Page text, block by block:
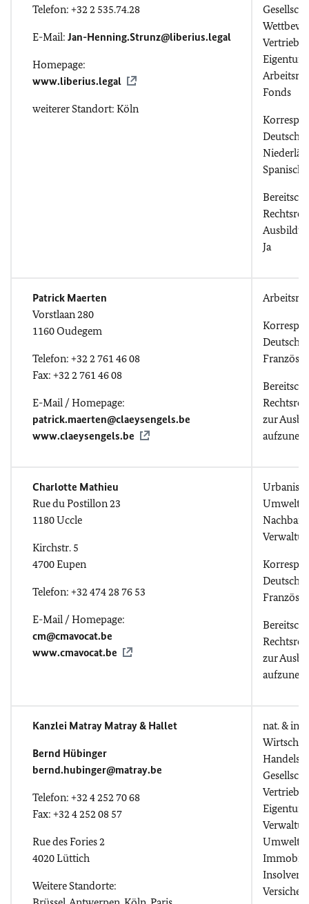
Telefon: +32 2 535.74.28
E-Mail: Jan-Henning.Strunz@liberius.legal
Homepage:
www.liberius.legal
weiterer Standort: Köln
Fonds
Deutsch,
Spanisch
Ja
Patrick Maerten
Vorstlaan 280
1160 Oudegem
Telefon: +32 2 761 46 08
Fax: +32 2 761 46 08
E-Mail / Homepage:
patrick.maerten@claeysengels.be
www.claeysengels.be
Deutsch,
zur
Charlotte Mathieu
Rue du Postillon 23
1180 Uccle
Kirchstr. 5
4700 Eupen
Telefon: +32 474 28 76 53
E-Mail / Homepage:
cm@cmavocat.be
www.cmavocat.be
Deutsch,
zur
Kanzlei Matray Matray & Hallet
Bernd Hübinger
bernd.hubinger@matray.be
Telefon: +32 4 252 70 68
Fax: +32 4 252 08 57
Rue des Fories 2
4020 Lüttich
Weitere Standorte:
nat. &
Umwelt-,